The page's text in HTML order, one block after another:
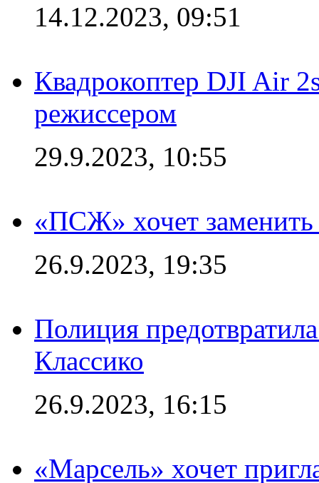
14.12.2023, 09:51
Квадрокоптер DJI Air
режиссером
29.9.2023, 10:55
«ПСЖ» хочет
26.9.2023, 19:35
Полиция
Классико
26.9.2023, 16:15
«Марсель» хочет